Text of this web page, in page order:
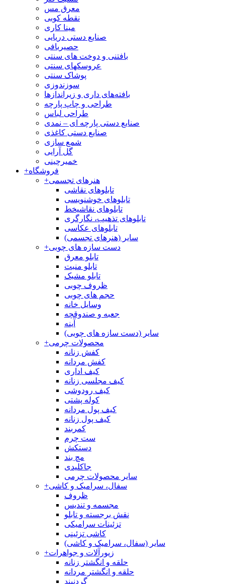
معرق مس
نقطه کوبی
مینا کاری
صنایع دستی دریایی
حصیربافی
بافتنی‌ و دوخت های سنتی
عروسکهای سنتی
پوشاک سنتی
سوزندوزی
بافته‌های داری و زیراندازها
طراحی و چاپ پارچه
طراحی لباس
صنایع دستی پارچه ای – نمدی
صنایع دستی کاغذی
شمع سازی
گل آرایی
خمیرچینی
+فروشگاه
+هنرهای تجسمی
تابلوهای نقاشی
تابلوهای خوشنویسی
تابلوهای نقاشیخط
تابلوهای تذهیب، نگارگری
تابلوهای عکاسی
سایر (هنرهای تجسمی)
+دست سازه های چوبی
تابلو معرق
تابلو منبت
تابلو مشبک
ظروف چوبی
حجم های چوبی
وسایل خانه
جعبه و صندوقچه
آینه
سایر (دست سازه های چوبی)
+محصولات چرمی
کفش زنانه
کفش مردانه
کیف اداری
کیف مجلسی زنانه
کیف رودوشی
کوله پشتی
کیف پول مردانه
کیف پول زنانه
کمربند
ست چرم
دستکش
مچ بند
جاکلیدی
سایر محصولات چرمی
+سفال، سرامیک و کاشی
ظروف
مجسمه و تندیس
نقش برجسته و تابلو
تزئینات سرامیکی
کاشی تزئینی
سایر (سفال، سرامیک و کاشی)
+زیورآلات و جواهرات
حلقه و انگشتر زنانه
حلقه و انگشتر مردانه
گردنبند